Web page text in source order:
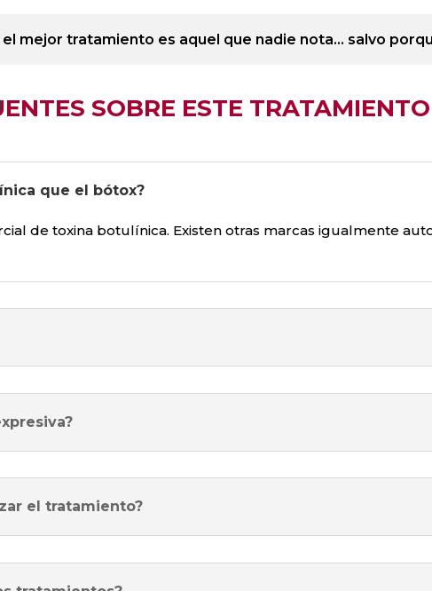
el mejor tratamiento es aquel que nadie nota… salvo
SOBRE ESTE TRATAMIENTO
que el bótox?
de toxina botulínica. Existen otras marcas igualmente
el tratamiento?